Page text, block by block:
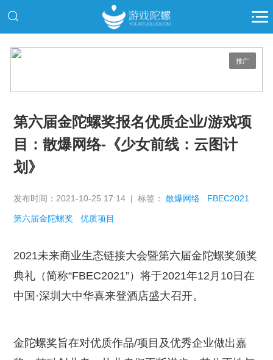
推广
第六届金陀螺奖报名优质企业/游戏项
目：散爆网络-《少女前线：云图计
划》
发布时间：2021-10-25 17:14 | 标签：散爆网络 FBEC2021
第六届金陀螺奖 优质项目
2021未来商业生态链接大会暨第六届金陀螺奖颁奖
典礼（简称“FBEC2021”）将于2021年12月10日在
中国·深圳大中华喜来登酒店盛大召开。
金陀螺奖旨在对优质作品/项目及优秀企业做出嘉